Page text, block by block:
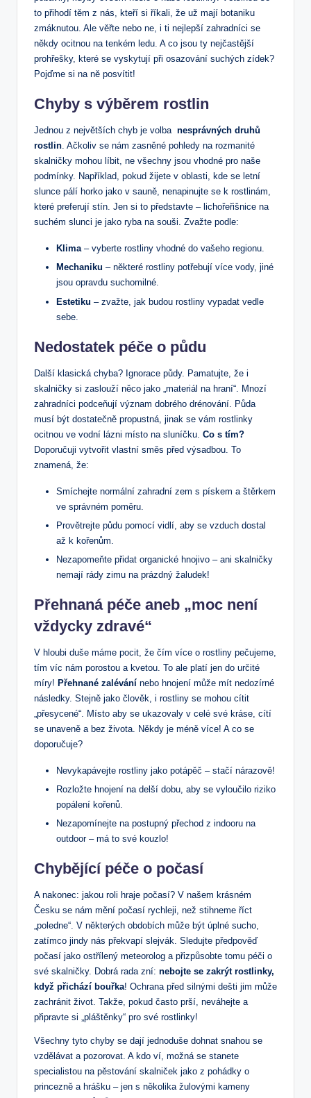
to přihodí těm z nás, kteří‍ si říkali, že už mají botaniku
zmáknutou. Ale věřte nebo ne, i ti nejlepší ⁣zahradníci​ se
někdy ocitnou na tenkém ledu. ‌A co jsou ty nejčastější
prohřešky,​ které se vyskytují při⁤ osazování‍ suchých zídek?
⁣Pojďme si na ně posvítit!
Chyby ‌s výběrem rostlin
Jednou z největších chyb je volba ⁣ nesprávných druhů
rostlin.⁢ Ačkoliv se nám zasněné pohledy na rozmanité‍
skalničky‍ mohou líbit, ne‍ všechny jsou vhodné pro naše
podmínky. Například, pokud ⁤žijete v ​oblasti, kde se letní
slunce pálí⁢ horko jako ‍v ⁢sauně, ⁣nenapinujte se k rostlinám,
které preferují‌ stín. Jen si to představte – lichořeřišnice na
suchém slunci je jako ryba ​na souši. Zvažte podle:
Klima– vyberte rostliny vhodné ‌do vašeho regionu.
Mechaniku – některé rostliny potřebují více vody, jiné
jsou opravdu suchomilné.
Estetiku – zvažte, jak budou rostliny vypadat vedle
sebe.
Nedostatek péče o půdu
Další klasická chyba? Ignorace půdy. Pamatujte, že i
skalničky si zaslouží ⁣něco jako „materiál na hraní“. Mnozí
zahradníci podceňují význam ‌dobrého ⁢drénování. Půda‌
musí být dostatečně propustná, jinak se vám rostlinky
ocitnou⁢ ve vodní lázni místo na sluníčku.‌ Co s tím?
Doporučuji⁢ vytvořit ‍vlastní směs před výsadbou. To
znamená, ⁣že:
Smíchejte‌ normální zahradní zem‌ s⁤ pískem a štěrkem
ve správném⁤ poměru.
Provětrejte půdu pomocí⁢ vidlí, aby se vzduch dostal
až k kořenům.
Nezapomeňte přidat‌ organické hnojivo – ani skalničky
nemají rády zimu na prázdný žaludek!
Přehnaná ⁣péče aneb „moc není
vždycky zdravé“
V hloubi ‌duše máme pocit, že čím více o rostliny pečujeme,
tím víc nám porostou a kvetou. To ale platí jen do určité
míry! Přehnané zalévání nebo hnojení může mít nedozírné
následky. Stejně ⁣jako člověk, i rostliny se ‌mohou cítit‌
„přesycené“. Místo aby se ukazovaly v celé své kráse, cítí
se unaveně a‍ bez života. Někdy je méně více! A‍ co se
doporučuje?
Nevykapávejte rostliny jako potápěč – ​stačí nárazově!
Rozložte‍ hnojení na delší ​dobu,⁢ aby se vyloučilo riziko⁣
popálení kořenů.
Nezapomínejte na⁣ postupný přechod z indooru na⁣
outdoor – má to své kouzlo!
Chybějící péče o počasí
A‌ nakonec: jakou roli hraje počasí? V našem krásném
Česku se nám mění počasí ​rychleji, než stihneme říct
„poledne“. V některých obdobích může být úplné sucho,
zatímco jindy nás překvapí slejvák. Sledujte předpověď
počasí jako ostřílený‍ meteorolog a přizpůsobte tomu péči o
své skalničky. Dobrá rada zní: nebojte‌ se​ zakrýt rostlinky,
když přichází bouřka! Ochrana před silnými dešti jim může
zachránit život. Takže, pokud často prší, neváhejte a
připravte si „pláštěnky“ pro své rostlinky!
Všechny tyto chyby se dají jednoduše ​dohnat snahou se
vzdělávat a pozorovat. A kdo ví, možná se stanete
specialistou‌ na ‍pěstování skalniček jako z pohádky o
princezně ‍a hrášku – ​jen s několika žulovými kameny